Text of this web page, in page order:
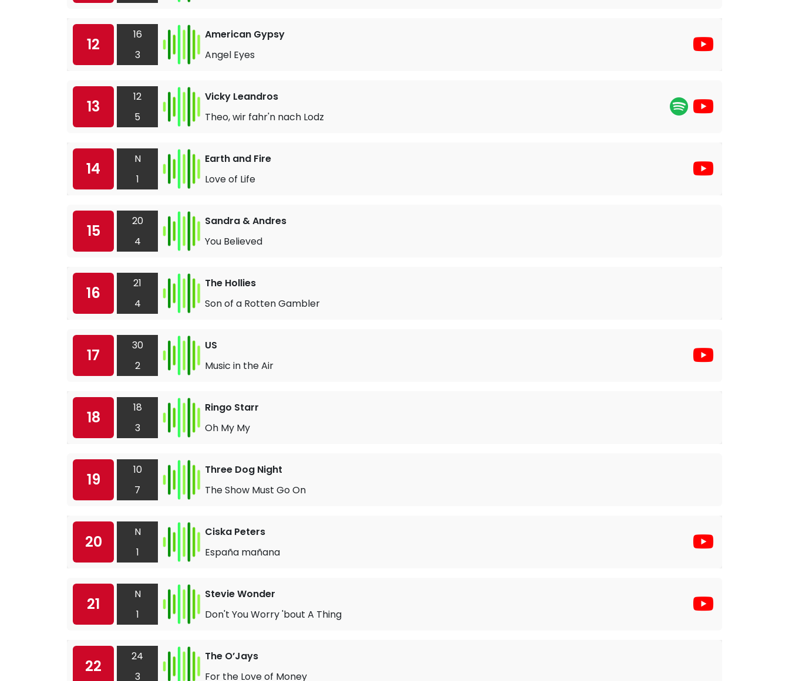
12
16
3
American Gypsy
Angel Eyes
13
12
5
Vicky Leandros
Theo, wir fahr'n nach Lodz
14
N
1
Earth and Fire
Love of Life
15
20
4
Sandra & Andres
You Believed
16
21
4
The Hollies
Son of a Rotten Gambler
17
30
2
US
Music in the Air
18
18
3
Ringo Starr
Oh My My
19
10
7
Three Dog Night
The Show Must Go On
20
N
1
Ciska Peters
España mañana
21
N
1
Stevie Wonder
Don't You Worry 'bout A Thing
22
24
3
The O’Jays
For the Love of Money